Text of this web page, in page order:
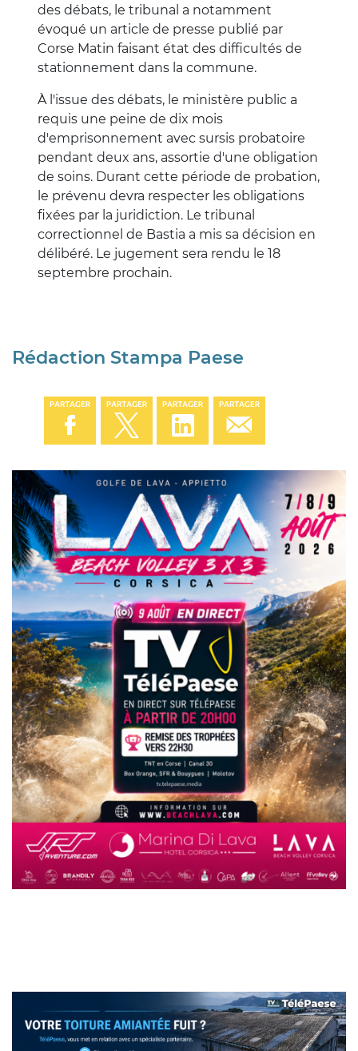
des débats, le tribunal a notamment
évoqué un article de presse publié par
Corse Matin faisant état des difficultés de
stationnement dans la commune.
À l'issue des débats, le ministère public a
requis une peine de dix mois
d'emprisonnement avec sursis probatoire
pendant deux ans, assortie d'une obligation
de soins. Durant cette période de probation,
le prévenu devra respecter les obligations
fixées par la juridiction. Le tribunal
correctionnel de Bastia a mis sa décision en
délibéré. Le jugement sera rendu le 18
septembre prochain.
Rédaction Stampa Paese